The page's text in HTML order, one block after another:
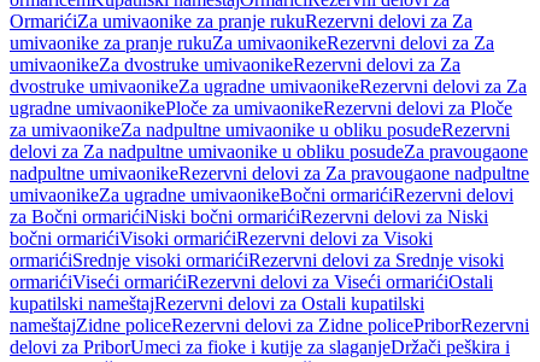
OrmarićiZa umivaonike za pranje rukuRezervni delovi za Za
umivaonike za pranje rukuZa umivaonikeRezervni delovi za Za
umivaonikeZa dvostruke umivaonikeRezervni delovi za Za
dvostruke umivaonikeZa ugradne umivaonikeRezervni delovi za Za
ugradne umivaonikePloče za umivaonikeRezervni delovi za Ploče
za umivaonikeZa nadpultne umivaonike u obliku posudeRezervni
delovi za Za nadpultne umivaonike u obliku posudeZa pravougaone
nadpultne umivaonikeRezervni delovi za Za pravougaone nadpultne
umivaonikeZa ugradne umivaonikeBočni ormarićiRezervni delovi
za Bočni ormarićiNiski bočni ormarićiRezervni delovi za Niski
bočni ormarićiVisoki ormarićiRezervni delovi za Visoki
ormarićiSrednje visoki ormarićiRezervni delovi za Srednje visoki
ormarićiViseći ormarićiRezervni delovi za Viseći ormarićiOstali
kupatilski nameštajRezervni delovi za Ostali kupatilski
nameštajZidne policeRezervni delovi za Zidne policePriborRezervni
delovi za PriborUmeci za fioke i kutije za slaganjeDržači peškira i